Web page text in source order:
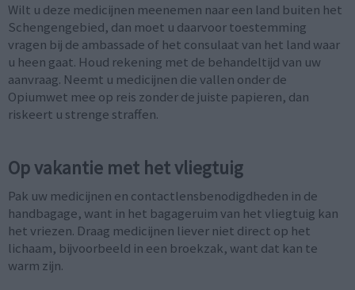
Wilt u deze medicijnen meenemen naar een land buiten het
Schengengebied, dan moet u daarvoor toestemming
vragen bij de ambassade of het consulaat van het land waar
u heen gaat. Houd rekening met de behandeltijd van uw
aanvraag. Neemt u medicijnen die vallen onder de
Opiumwet mee op reis zonder de juiste papieren, dan
riskeert u strenge straffen.
Op vakantie met het vliegtuig
Pak uw medicijnen en contactlensbenodigdheden in de
handbagage, want in het bagageruim van het vliegtuig kan
het vriezen. Draag medicijnen liever niet direct op het
lichaam, bijvoorbeeld in een broekzak, want dat kan te
warm zijn.